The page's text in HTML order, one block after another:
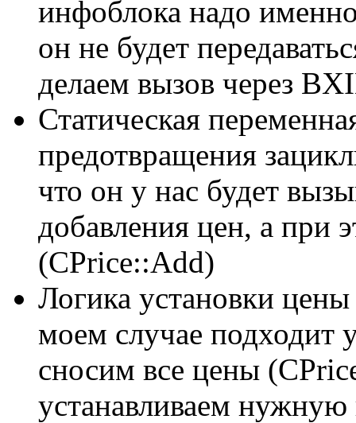
инфоблока надо
он не будет
делаем вызов через
Статическая
предотвращения
что он у нас будет
добавления цен, а при
(CPrice::Add)
Логика установки
моем случае подходит
сносим все цены
устанавливаем